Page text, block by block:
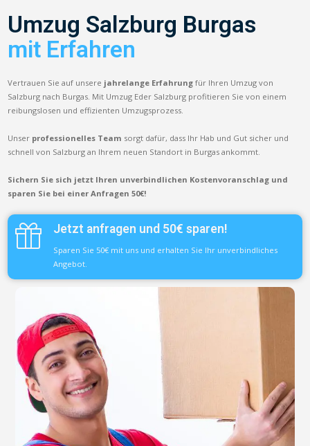
Umzug Salzburg Burgas
mit Erfahren
Vertrauen Sie auf unsere jahrelange Erfahrung für Ihren Umzug von
Salzburg nach Burgas. Mit Umzug Eder Salzburg profitieren Sie von einem
reibungslosen und effizienten Umzugsprozess.
Unser professionelles Team sorgt dafür, dass Ihr Hab und Gut sicher und
schnell von Salzburg an Ihrem neuen Standort in Burgas ankommt.
Sichern Sie sich jetzt Ihren unverbindlichen Kostenvoranschlag und
sparen Sie bei einer Anfragen 50€!
Jetzt anfragen und 50€ sparen!
Sparen Sie 50€ mit uns und erhalten Sie Ihr unverbindliches
Angebot.